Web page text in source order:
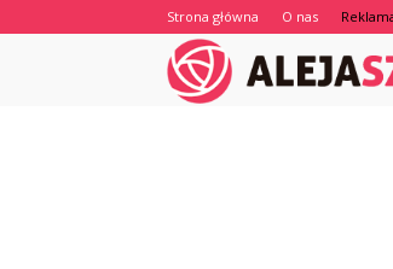
Strona główna O nas